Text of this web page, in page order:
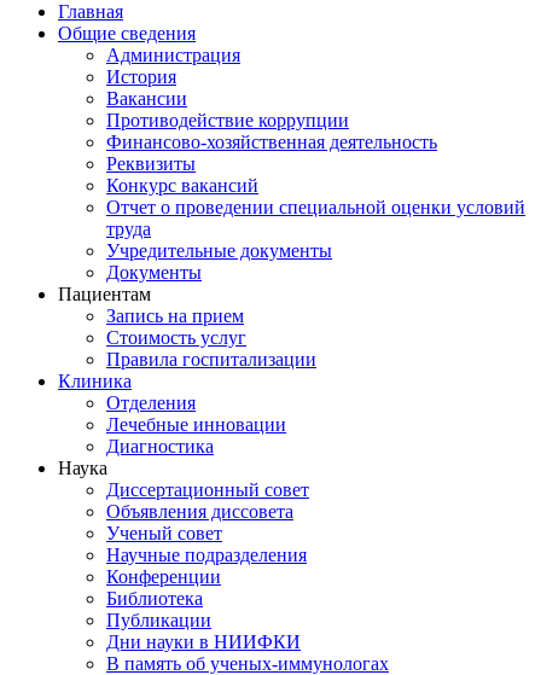
Главная
Общие сведения
Администрация
История
Вакансии
Противодействие коррупции
Финансово-хозяйственная деятельность
Реквизиты
Конкурс вакансий
Отчет о проведении специальной оценки условий
труда
Учредительные документы
Документы
Пациентам
Запись на прием
Стоимость услуг
Правила госпитализации
Клиника
Отделения
Лечебные инновации
Диагностика
Наука
Диссертационный совет
Объявления диссовета
Ученый совет
Научные подразделения
Конференции
Библиотека
Публикации
Дни науки в НИИФКИ
В память об ученых-иммунологах